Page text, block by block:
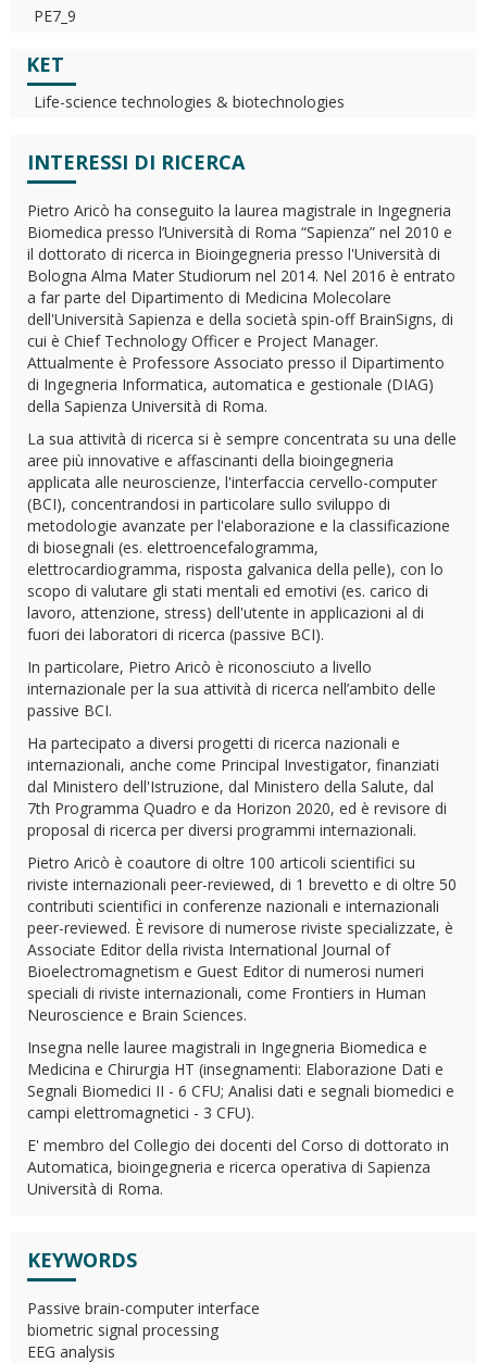
PE7_9
KET
Life-science technologies & biotechnologies
INTERESSI DI RICERCA
Pietro Aricò ha conseguito la laurea magistrale in Ingegneria
Biomedica presso l’Università di Roma “Sapienza” nel 2010 e
il dottorato di ricerca in Bioingegneria presso l'Università di
Bologna Alma Mater Studiorum nel 2014. Nel 2016 è entrato
a far parte del Dipartimento di Medicina Molecolare
dell'Università Sapienza e della società spin-off BrainSigns, di
cui è Chief Technology Officer e Project Manager.
Attualmente è Professore Associato presso il Dipartimento
di Ingegneria Informatica, automatica e gestionale (DIAG)
della Sapienza Università di Roma.
La sua attività di ricerca si è sempre concentrata su una delle
aree più innovative e affascinanti della bioingegneria
applicata alle neuroscienze, l'interfaccia cervello-computer
(BCI), concentrandosi in particolare sullo sviluppo di
metodologie avanzate per l'elaborazione e la classificazione
di biosegnali (es. elettroencefalogramma,
elettrocardiogramma, risposta galvanica della pelle), con lo
scopo di valutare gli stati mentali ed emotivi (es. carico di
lavoro, attenzione, stress) dell'utente in applicazioni al di
fuori dei laboratori di ricerca (passive BCI).
In particolare, Pietro Aricò è riconosciuto a livello
internazionale per la sua attività di ricerca nell’ambito delle
passive BCI.
Ha partecipato a diversi progetti di ricerca nazionali e
internazionali, anche come Principal Investigator, finanziati
dal Ministero dell'Istruzione, dal Ministero della Salute, dal
7th Programma Quadro e da Horizon 2020, ed è revisore di
proposal di ricerca per diversi programmi internazionali.
Pietro Aricò è coautore di oltre 100 articoli scientifici su
riviste internazionali peer-reviewed, di 1 brevetto e di oltre 50
contributi scientifici in conferenze nazionali e internazionali
peer-reviewed. È revisore di numerose riviste specializzate, è
Associate Editor della rivista International Journal of
Bioelectromagnetism e Guest Editor di numerosi numeri
speciali di riviste internazionali, come Frontiers in Human
Neuroscience e Brain Sciences.
Insegna nelle lauree magistrali in Ingegneria Biomedica e
Medicina e Chirurgia HT (insegnamenti: Elaborazione Dati e
Segnali Biomedici II - 6 CFU; Analisi dati e segnali biomedici e
campi elettromagnetici - 3 CFU).
E' membro del Collegio dei docenti del Corso di dottorato in
Automatica, bioingegneria e ricerca operativa di Sapienza
Università di Roma.
KEYWORDS
Passive brain-computer interface
biometric signal processing
EEG analysis